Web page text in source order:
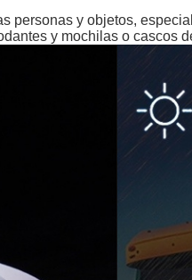
personas y objetos,
y mochilas o cascos